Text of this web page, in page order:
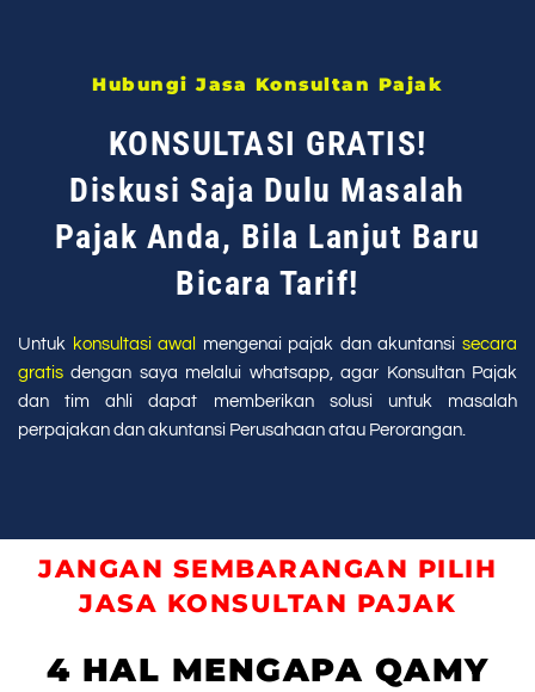
Hubungi Jasa Konsultan Pajak
KONSULTASI GRATIS!
Diskusi Saja Dulu Masalah
Pajak Anda, Bila Lanjut Baru
Bicara Tarif!
Untuk konsultasi awal mengenai pajak dan akuntansisecara
gratisdengan saya melalui whatsapp, agar Konsultan Pajak
dan tim ahli dapat memberikan solusi untuk masalah
perpajakan dan akuntansi Perusahaan atau Perorangan.
JANGAN SEMBARANGAN PILIH
JASA KONSULTAN PAJAK
4 HAL MENGAPA QAMY